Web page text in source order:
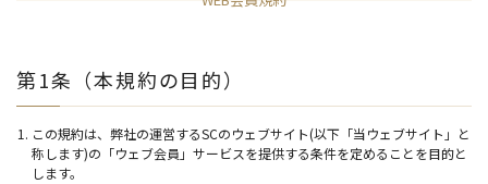
第1条（本規約の目的）
この規約は、弊社の運営するSCのウェブサイト(以下「当ウェブサイト」と
称します)の「ウェブ会員」サービスを提供する条件を定めることを目的と
します。